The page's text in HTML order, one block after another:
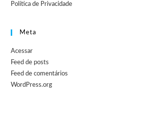
Política de Privacidade
Meta
Acessar
Feed de posts
Feed de comentários
WordPress.org